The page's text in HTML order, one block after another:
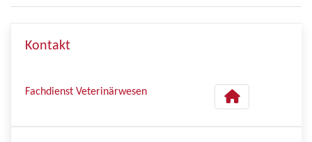
Kontakt
Fachdienst Veterinärwesen